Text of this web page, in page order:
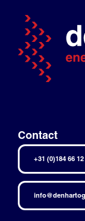
Contact
+31 (0)184 66 12